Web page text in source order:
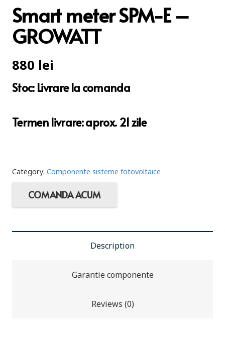
Smart meter SPM-E –
GROWATT
880 lei
Stoc: Livrare la comanda
Termen livrare: aprox. 21 zile
Category: Componente sisteme fotovoltaice
COMANDA ACUM
Description
Garantie componente
Reviews (0)